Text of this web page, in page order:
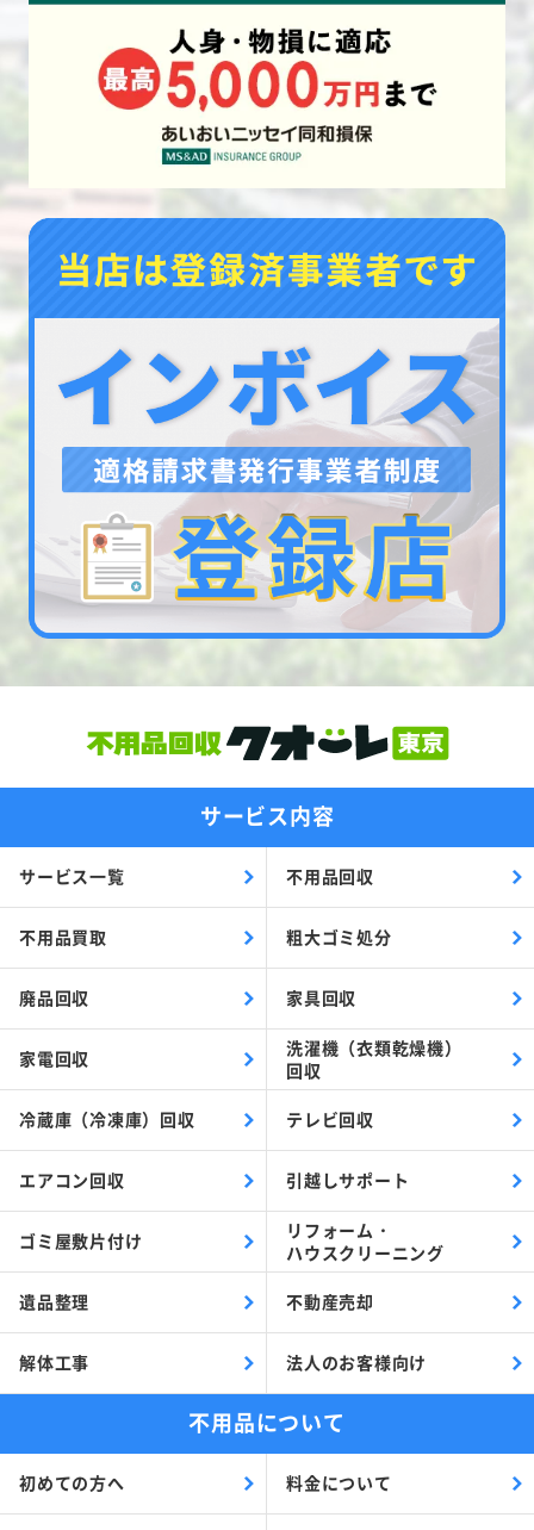
サービス内容
サービス一覧 不用品回収
不用品買取 粗大ゴミ処分
廃品回収 家具回収
家電回収
洗濯機（衣類乾燥機）
回収
冷蔵庫（冷凍庫）回収 テレビ回収
エアコン回収 引越しサポート
ゴミ屋敷片付け
リフォーム・
ハウスクリーニング
遺品整理 不動産売却
解体工事 法人のお客様向け
不用品について
初めての方へ 料金について